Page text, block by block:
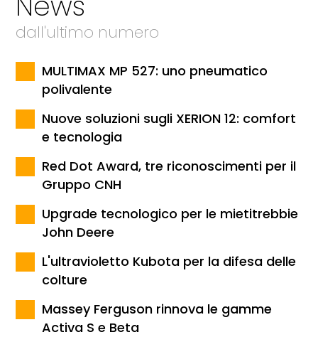
dall'ultimo numero
MULTIMAX MP 527: uno pneumatico
polivalente
Nuove soluzioni sugli XERION 12: comfort
e tecnologia
Red Dot Award, tre riconoscimenti per il
Gruppo CNH
Upgrade tecnologico per le mietitrebbie
John Deere
L'ultravioletto Kubota per la difesa delle
colture
Massey Ferguson rinnova le gamme
Activa S e Beta